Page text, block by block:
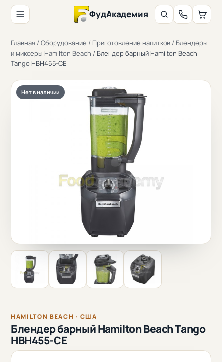
ФудАкадемия
Главная / Оборудование / Приготовление напитков / Блендеры
и миксеры Hamilton Beach / Блендер барный Hamilton Beach
Tango HBH455-CE
Нет в наличии
HAMILTON BEACH · США
Блендер барный Hamilton Beach Tango
HBH455-CE